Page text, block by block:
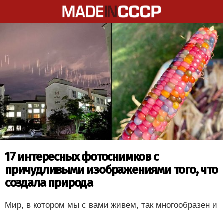
17 интересных фотоснимков с
причудливыми изображениями того, что
создала природа
Мир, в котором мы с вами живем, так многообразен и